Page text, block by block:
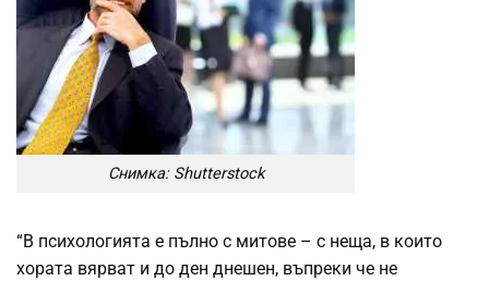
Снимка: Shutterstock
“В психологията е пълно с митове – с неща, в които
хората вярват и до ден днешен, въпреки че не